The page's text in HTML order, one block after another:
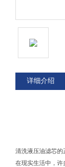
详细介绍
清洗液压油滤芯的
在现实生活中，